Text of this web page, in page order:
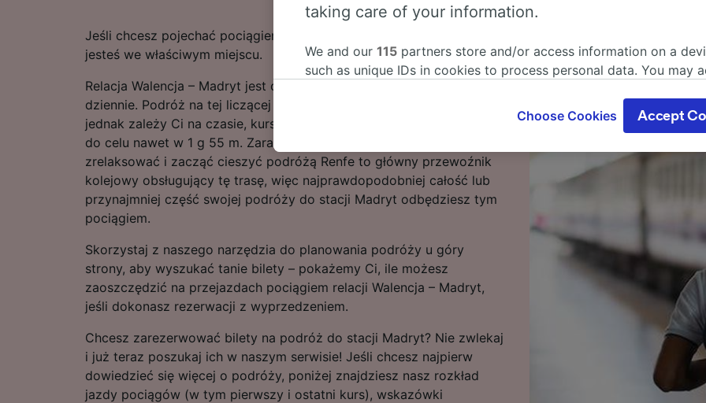
Jeśli chcesz pojechać pociągiem ze stacji Walencja do stacji Madryt,
jesteś we właściwym miejscu.
Relacja Walencja – Madryt jest obsługiwana przez około 26 pociągów
dziennie. Podróż na tej liczącej 303 km trasie trwa zwykle 2 g. Jeśli
jednak zależy Ci na czasie, kursem przyspieszonym możesz dotrzeć
do celu nawet w 1 g 55 m. Zaraz po wejściu do pociągu możesz się
zrelaksować i zacząć cieszyć podróżą Renfe to główny przewoźnik
kolejowy obsługujący tę trasę, więc najprawdopodobniej całość lub
przynajmniej część swojej podróży do stacji Madryt odbędziesz tym
pociągiem.
Skorzystaj z naszego narzędzia do planowania podróży u góry
strony, aby wyszukać tanie bilety – pokażemy Ci, ile możesz
zaoszczędzić na przejazdach pociągiem relacji Walencja – Madryt,
jeśli dokonasz rezerwacji z wyprzedzeniem.
Chcesz zarezerwować bilety na podróż do stacji Madryt? Nie zwlekaj
i już teraz poszukaj ich w naszym serwisie! Jeśli chcesz najpierw
dowiedzieć się więcej o podróży, poniżej znajdziesz nasz rozkład
jazdy pociągów (w tym pierwszy i ostatni kurs), wskazówki
taking care of your information.
We and our 115 partners store and/or access information on a
such as unique IDs in cookies to process personal data. You may
where legitimate interest is used, or at any time in the privacy
These choices will be signaled to our partners and will not affect
us not to track you.
We and our partners process data to provide:
Use precise geolocation data. Actively scan device
identification. Store and/or access information on a device.
advertising and content, advertising and content measurement,
research and services development.
List of Partners
Choose Cookies Accept